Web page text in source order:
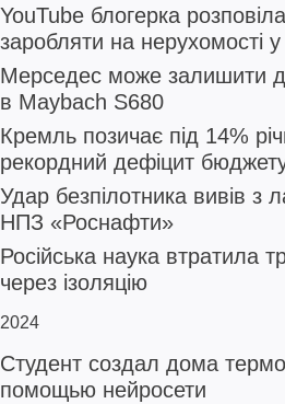
YouTube блогерка
заробляти на нерухомості у
Мерседес може залишити
в Maybach S680
Кремль позичає під 14%
рекордний дефіцит
Удар безпілотника вивів з
НПЗ «Роснафти»
Російська наука втратила
через ізоляцію
2024
Студент создал дома
помощью нейросети